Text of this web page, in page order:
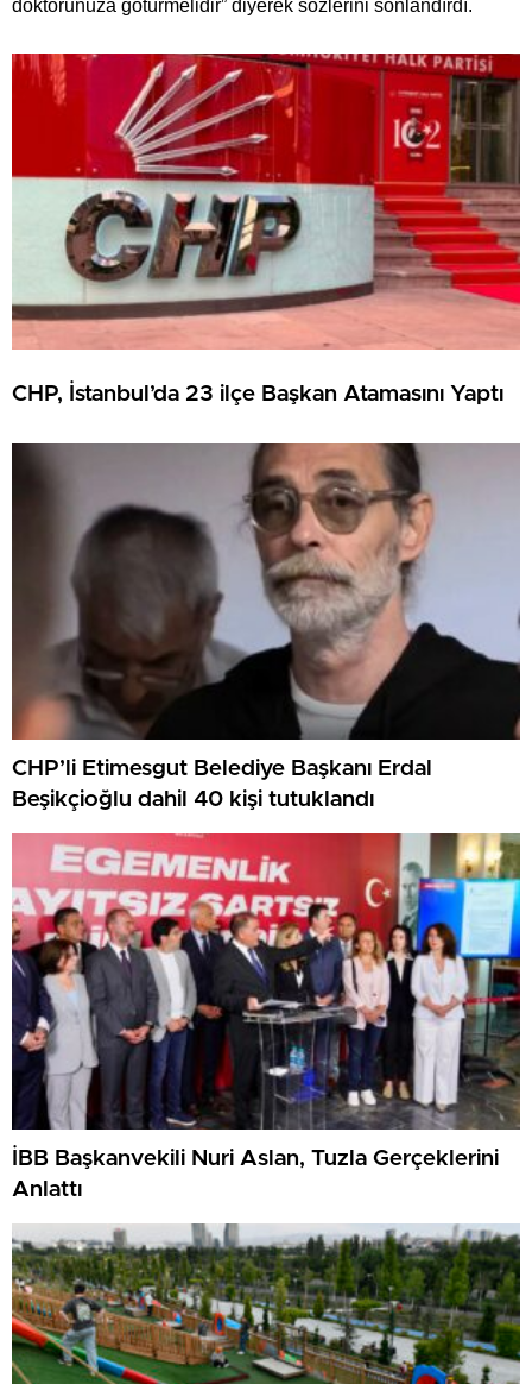
doktorunuza götürmelidir” diyerek sözlerini sonlandırdı.
CHP, İstanbul’da 23 ilçe Başkan Atamasını Yaptı
CHP’li Etimesgut Belediye Başkanı Erdal
Beşikçioğlu dahil 40 kişi tutuklandı
İBB Başkanvekili Nuri Aslan, Tuzla Gerçeklerini
Anlattı